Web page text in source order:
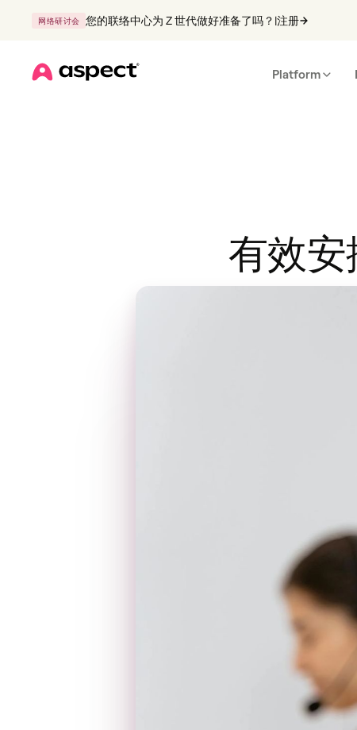
网络研讨会 您的联络中心为 Z 世代做好准备了吗？ |注册
Platform
有效安